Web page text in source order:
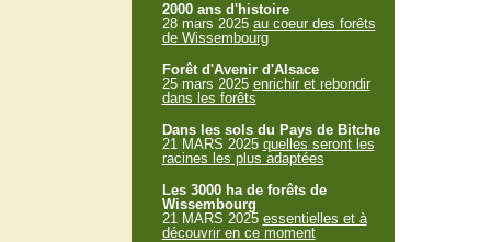
2000 ans d'histoire
28 mars 2025 au coeur des forêts
de Wissembourg
Forêt d'Avenir d'Alsace
25 mars 2025 enrichir et rebondir
dans les forêts
Dans les sols du Pays de Bitche
21 MARS 2025 quelles seront les
racines les plus adaptées
Les 3000 ha de forêts de
Wissembourg
21 MARS 2025 essentielles et à
découvrir en ce moment